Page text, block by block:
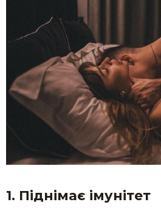
1. Піднімає імунітет